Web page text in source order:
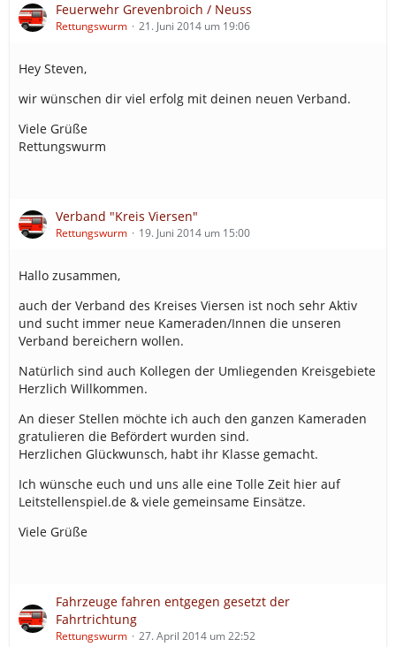
Feuerwehr Grevenbroich / Neuss
Rettungswurm 21. Juni 2014 um 19:06
Hey Steven,
wir wünschen dir viel erfolg mit deinen neuen Verband.
Viele Grüße
Rettungswurm
Verband "Kreis Viersen"
Rettungswurm 19. Juni 2014 um 15:00
Hallo zusammen,
auch der Verband des Kreises Viersen ist noch sehr Aktiv
und sucht immer neue Kameraden/Innen die unseren
Verband bereichern wollen.
Natürlich sind auch Kollegen der Umliegenden Kreisgebiete
Herzlich Willkommen.
An dieser Stellen möchte ich auch den ganzen Kameraden
gratulieren die Befördert wurden sind.
Herzlichen Glückwunsch, habt ihr Klasse gemacht.
Ich wünsche euch und uns alle eine Tolle Zeit hier auf
Leitstellenspiel.de & viele gemeinsame Einsätze.
Viele Grüße
Fahrzeuge fahren entgegen gesetzt der
Fahrtrichtung
Rettungswurm 27. April 2014 um 22:52